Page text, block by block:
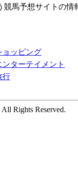
馬予想サイトの情
ョッピング
ンターテイメント
行
All Rights Reserved.